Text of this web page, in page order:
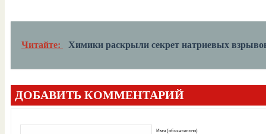
Читайте: Химики раскрыли секрет натриевых
ДОБАВИТЬ КОММЕНТАРИЙ
Имя (обязательно)